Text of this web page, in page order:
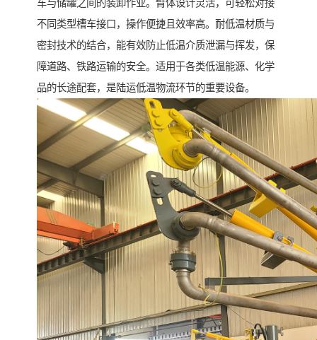
车与储罐之间的装卸作业。臂体设计灵活，可轻松对接
不同类型槽车接口，操作便捷且效率高。耐低温材质与
密封技术的结合，能有效防止低温介质泄漏与挥发，保
障道路、铁路运输的安全。适用于各类低温能源、化学
品的长途配套，是陆运低温物流环节的重要设备。